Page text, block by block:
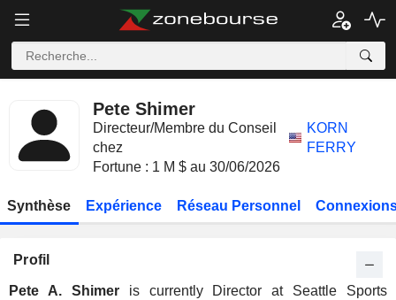
Pete Shimer
Directeur/Membre du Conseil
chez
KORN
FERRY
Fortune : 1 M $ au 30/06/2026
Synthèse Expérience Réseau Personnel
Profil
Pete A. Shimeris currently Director at Seattle Sports